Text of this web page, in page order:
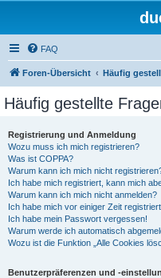
FAQ
Foren-Übersicht Häufig
Häufig gestellte
Registrierung und Anmeldung
Wozu muss ich mich registrieren?
Was ist COPPA?
Warum kann ich mich nicht
Ich habe mich registriert, kann mich
Warum kann ich mich nicht anmelden?
Ich habe mich vor einiger Zeit
Ich habe mein Passwort vergessen!
Warum werde ich automatisch
Wozu ist die Funktion „Alle Cookies
Benutzerpräferenzen und -